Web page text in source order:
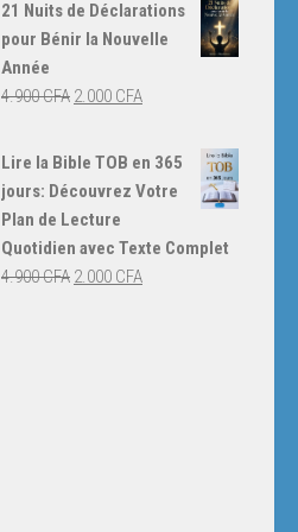
était :
est :
3.000 CFA.
21 Nuits de Déclarations
pour Bénir la Nouvelle
Année
4.900CFA Le
initial
4.900 CFA.
2.000 CFALe
actuel
est :
2.000 CFA.
Lire la Bible TOB en 365
jours: Découvrez Votre
Plan de Lecture
Quotidien avec Texte Complet
4.900CFA Le
2.000 CFALe